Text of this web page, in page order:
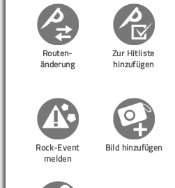
Routen-
änderung
Zur Hitliste
hinzufügen
Rock-Event
melden
Bild hinzufügen